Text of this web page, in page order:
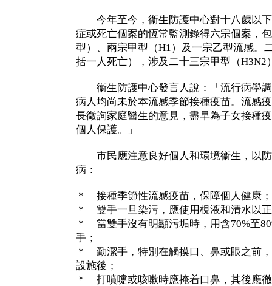
今年至今，衞生防護中心對十八歲以下
症或死亡個案的恆常監測錄得六宗個案，
型）、兩宗甲型（H1）及一宗乙型流感。
括一人死亡），涉及二十三宗甲型（H3N2
衞生防護中心發言人說：「流行病學調
病人均尚未於本流感季節接種疫苗。流感
長徵詢家庭醫生的意見，盡早為子女接種
個人保護。」
市民應注意良好個人和環境衞生，以防
病：
＊ 接種季節性流感疫苗，保障個人健康；
＊ 雙手一旦染污，應使用梘液和清水以
＊ 當雙手沒有明顯污垢時，用含70%至
手；
＊ 勤潔手，特別在觸摸口、鼻或眼之前
設施後；
＊ 打噴嚏或咳嗽時應掩着口鼻，其後應